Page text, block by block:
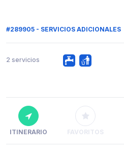
#289905 - SERVICIOS ADICIONALES
2 servicios
ITINERARIO FAVORITOS